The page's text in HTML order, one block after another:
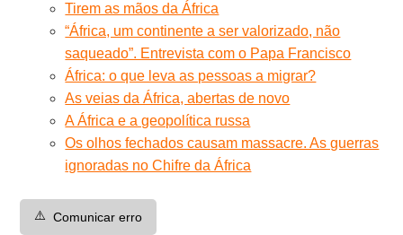
Tirem as mãos da África
“África, um continente a ser valorizado, não
saqueado”. Entrevista com o Papa Francisco
África: o que leva as pessoas a migrar?
As veias da África, abertas de novo
A África e a geopolítica russa
Os olhos fechados causam massacre. As guerras
ignoradas no Chifre da África
⚠️ Comunicar erro